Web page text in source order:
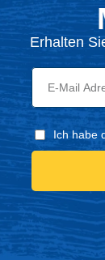
Erhalten
Ich habe